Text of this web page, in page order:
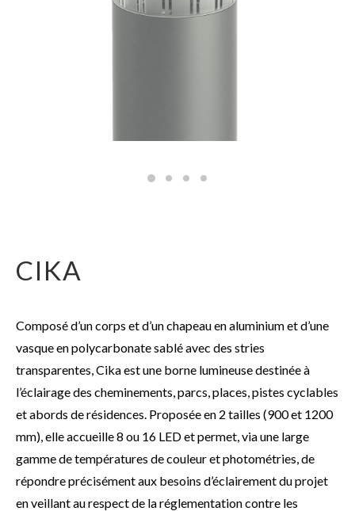
CIKA
Composé d’un corps et d’un chapeau en aluminium et d’une
vasque en polycarbonate sablé avec des stries
transparentes, Cika est une borne lumineuse destinée à
l’éclairage des cheminements, parcs, places, pistes cyclables
et abords de résidences. Proposée en 2 tailles (900 et 1200
mm), elle accueille 8 ou 16 LED et permet, via une large
gamme de températures de couleur et photométries, de
répondre précisément aux besoins d’éclairement du projet
en veillant au respect de la réglementation contre les